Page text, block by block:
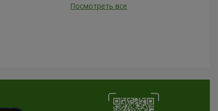
Посмотреть все